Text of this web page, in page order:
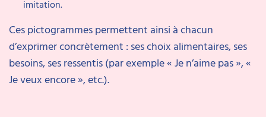
imitation.
Ces pictogrammes permettent ainsi à chacun
d’exprimer concrètement : ses choix alimentaires, ses
besoins, ses ressentis (par exemple « Je n’aime pas », «
Je veux encore », etc.).